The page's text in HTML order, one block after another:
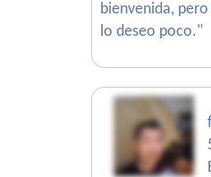
bienvenida,
lo deseo poco."